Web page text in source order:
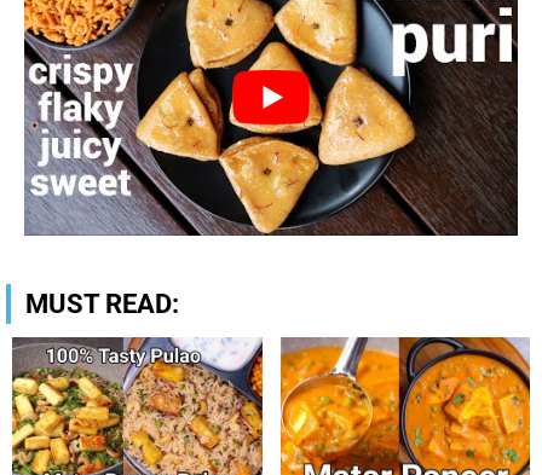
MUST READ: